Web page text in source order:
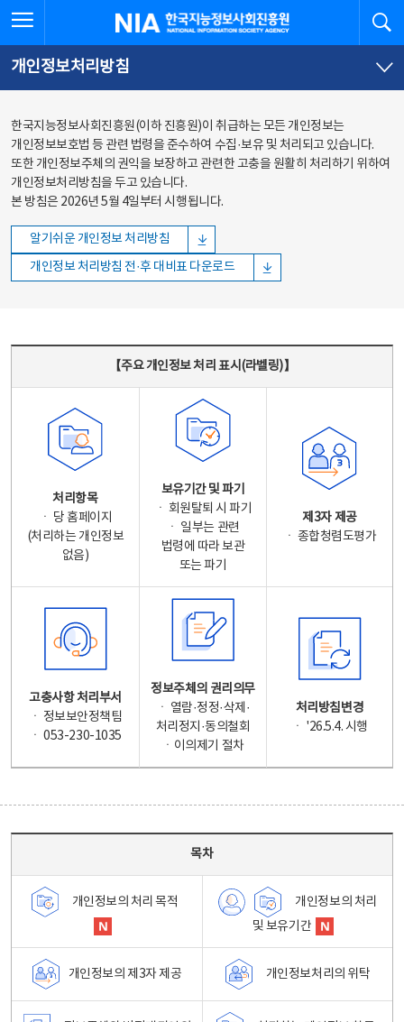
바로가기
바로가기
한국지능정보사회진흥원
개인정보처리방침
한국지능정보사회진흥원(이하 진흥원)이 취급하는 모든 개인정보는
개인정보보호법 등 관련 법령을 준수하여 수집·보유 및 처리되고 있습니다.
또한 개인정보주체의 권익을 보장하고 관련한 고충을 원활히 처리하기 위하여
개인정보처리방침을 두고 있습니다.
본 방침은 2026년 5월 4일부터 시행됩니다.
알기쉬운 개인정보 처리방침
개인정보 처리방침 전·후 대비표 다운로드
【주요 개인정보 처리 표시(라벨링)】
처리항목
ㆍ 당 홈페이지
(처리하는 개인정보
없음)
보유기간 및 파기
ㆍ 회원탈퇴 시 파기
ㆍ 일부는 관련
법령에 따라 보관
또는 파기
제3자 제공
ㆍ 종합청렴도평가
고충사항 처리부서
ㆍ 정보보안정책팀
ㆍ 053-230-1035
정보주체의 권리의무
ㆍ 열람·정정·삭제·
처리정지·동의철회
ㆍ이의제기 절차
처리방침변경
ㆍ '26.5.4. 시행
목차
개인정보의 처리 목적
개인정보의 처리
및 보유기간
개인정보의 제3자 제공 개인정보처리의 위탁